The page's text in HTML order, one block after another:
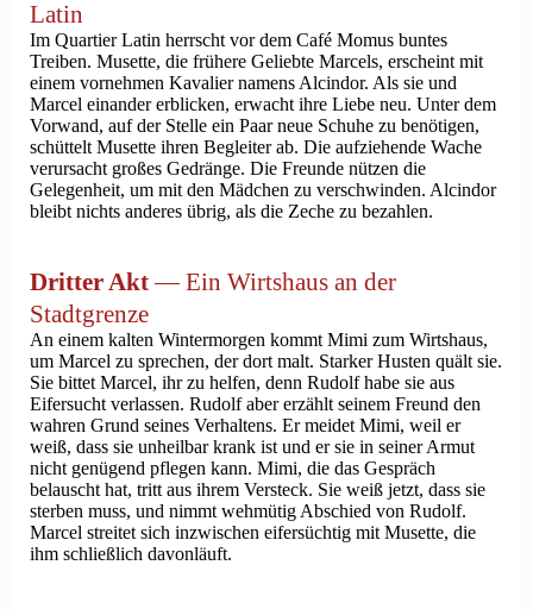
Latin
Im Quartier Latin herrscht vor dem Café Momus buntes
Treiben. Musette, die frühere Geliebte Marcels, erscheint mit
einem vornehmen Kavalier namens Alcindor. Als sie und
Marcel einander erblicken, erwacht ihre Liebe neu. Unter dem
Vorwand, auf der Stelle ein Paar neue Schuhe zu benötigen,
schüttelt Musette ihren Begleiter ab. Die aufziehende Wache
verursacht großes Gedränge. Die Freunde nützen die
Gelegenheit, um mit den Mädchen zu verschwinden. Alcindor
bleibt nichts anderes übrig, als die Zeche zu bezahlen.
Dritter Akt— Ein Wirtshaus an der
Stadtgrenze
An einem kalten Wintermorgen kommt Mimi zum Wirtshaus,
um Marcel zu sprechen, der dort malt. Starker Husten quält sie.
Sie bittet Marcel, ihr zu helfen, denn Rudolf habe sie aus
Eifersucht verlassen. Rudolf aber erzählt seinem Freund den
wahren Grund seines Verhaltens. Er meidet Mimi, weil er
weiß, dass sie unheilbar krank ist und er sie in seiner Armut
nicht genügend pflegen kann. Mimi, die das Gespräch
belauscht hat, tritt aus ihrem Versteck. Sie weiß jetzt, dass sie
sterben muss, und nimmt wehmütig Abschied von Rudolf.
Marcel streitet sich inzwischen eifersüchtig mit Musette, die
ihm schließlich davonläuft.